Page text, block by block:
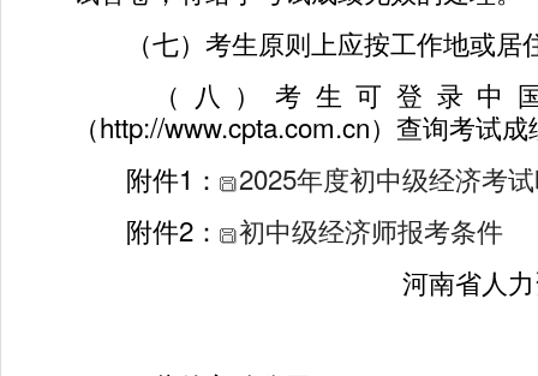
（七）考生原则上应按工作地或居
（八）考生可登录中
（http://www.cpta.com.cn）查询考试
附件1：
2025年度初中级经济考
附件2：
初中级经济师报考条件
河南省人力